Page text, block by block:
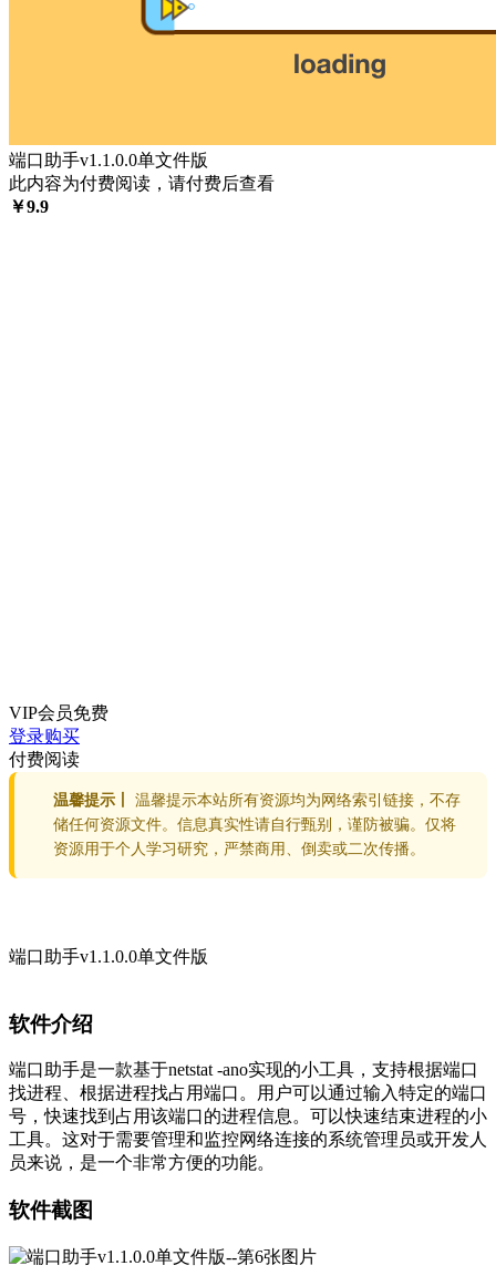
端口助手v1.1.0.0单文件版
此内容为付费阅读，请付费后查看
￥9.9
VIP会员免费
登录购买
付费阅读
温馨提示丨
温馨提示本站所有资源均为网络索引链接，不存
储任何资源文件。信息真实性请自行甄别，谨防被骗。仅将
资源用于个人学习研究，严禁商用、倒卖或二次传播。
端口助手v1.1.0.0单文件版
软件介绍
端口助手是一款基于netstat -ano实现的小工具，支持根据端口
找进程、根据进程找占用端口。用户可以通过输入特定的端口
号，快速找到占用该端口的进程信息。可以快速结束进程的小
工具。这对于需要管理和监控网络连接的系统管理员或开发人
员来说，是一个非常方便的功能。
软件截图